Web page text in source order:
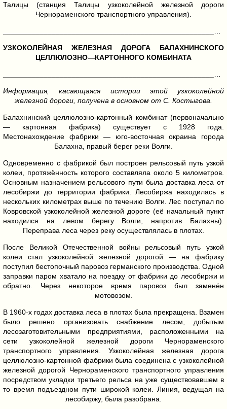
Талицы (станция Талицы узкоколейной железной дороги
Чернораменского транспортного управления).
УЗКОКОЛЕЙНАЯ ЖЕЛЕЗНАЯ ДОРОГА БАЛАХНИНСКОГО
ЦЕЛЛЮЛОЗНО—КАРТОННОГО КОМБИНАТА
Информация, касающаяся истории этой узкоколейной
железной дороги, получена в основном от С. Костыгова.
Балахнинский целлюлозно-картонный комбинат (первоначально
— картонная фабрика) существует с 1928 года.
Местонахождение фабрики — юго-восточная окраина города
Балахна, правый берег реки Волги.
Одновременно с фабрикой был построен рельсовый путь узкой
колеи, протяжённость которого составляла около 5 километров.
Основным назначением рельсового пути была доставка леса от
лесобиржи до территории фабрики. Лесобиржа находилась в
нескольких километрах выше по течению Волги. Лес поступал по
Ковровской узкоколейной железной дороге (её начальный пункт
находился на левом берегу Волги, напротив Балахны).
Переправа леса через реку осуществлялась в плотах.
После Великой Отечественной войны рельсовый путь узкой
колеи стал узкоколейной железной дорогой — на фабрику
поступил бестопочный паровоз германского производства. Одной
заправки паром хватало на поездку от фабрики до лесобиржи и
обратно. Через некоторое время паровоз был заменён
мотовозом.
В 1960-х годах доставка леса в плотах была прекращена. Взамен
было решено организовать снабжение лесом, добытым
лесозаготовительными предприятиями, расположенными на
сети узкоколейной железной дороги Чернораменского
транспортного управления. Узкоколейная железная дорога
целлюлозно-картонной фабрики была соединена с узкоколейной
железной дорогой Чернораменского транспортного управления
посредством укладки третьего рельса на уже существовавшем в
то время подъездном пути широкой колеи. Линия, ведущая на
лесобиржу, была разобрана.